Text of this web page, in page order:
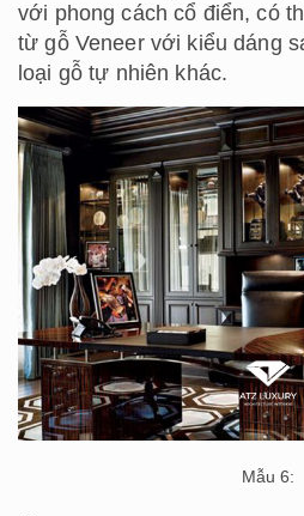
với phong cách cổ điển, có
từ gỗ Veneer với kiểu dáng
loại gỗ tự nhiên khác.
Mẫu 6: